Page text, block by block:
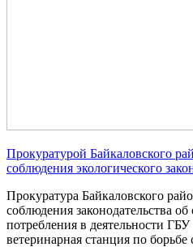
Прокуратурой Байкаловского
соблюдения экологического
Прокуратура Байкаловского
соблюдения законодательства
потребления в деятельности
ветеринарная станция по